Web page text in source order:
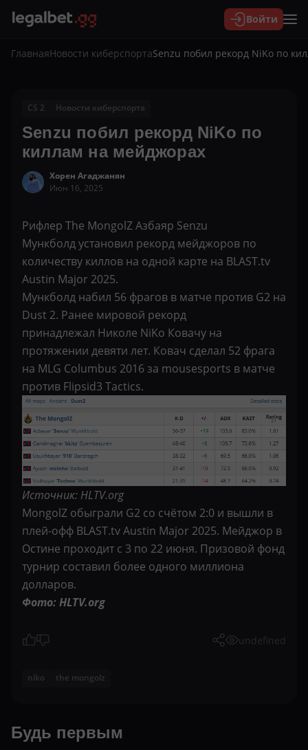
Войти
ГлавнаяНовости киберспортаSenzu побил рекорд NiKo по
CS 2 Новости киберспорта
Senzu побил рекорд NiKo по
киллам на мейджорах
Хорен Агаджанян
Июн 16, 2025
Рифлер The MongolZ Азбаяр Senzu
Мункболд установил рекорд мейджоров по
количеству киллов на одной карте на BLAST.tv
Austin Major 2025.
Мункболд набил 56 фрагов в матче против G2 на
Dust 2. Ранее мировой рекорд
принадлежал Николе NiKo Ковачу на
протяжении девяти лет. Ковач сделал 52 фрага
на MLG Columbus 2016 за mousesports в матче
против Flipsid3 Tactics.
Источник: HLTV.org
MongolZ обыграли G2 со счётом 2:0 и вышли в
плей-офф BLAST.tv Austin Major 2025. Мейджор в
Остине проходит с 3 по 22 июня. Призовой фонд
турнир составил более одного миллиона
долларов.
Фото: HLTV.org
undefined
niko the mongolz
Будь первым